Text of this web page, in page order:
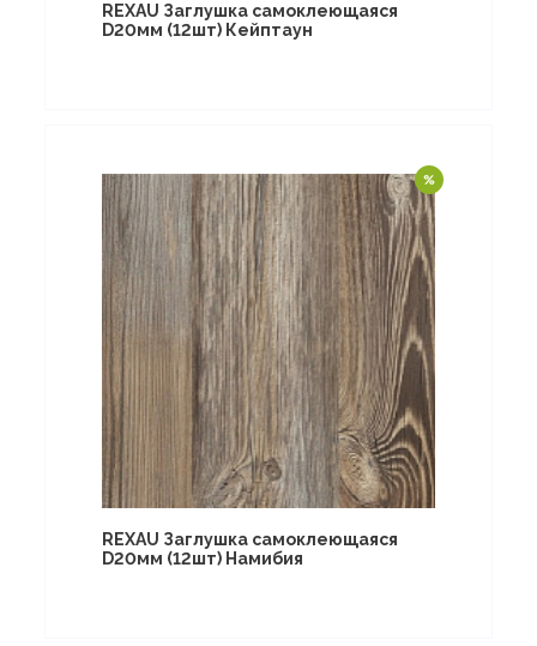
REXAU Заглушка самоклеющаяся
D20мм (12шт) Кейптаун
REXAU Заглушка самоклеющаяся
D20мм (12шт) Намибия